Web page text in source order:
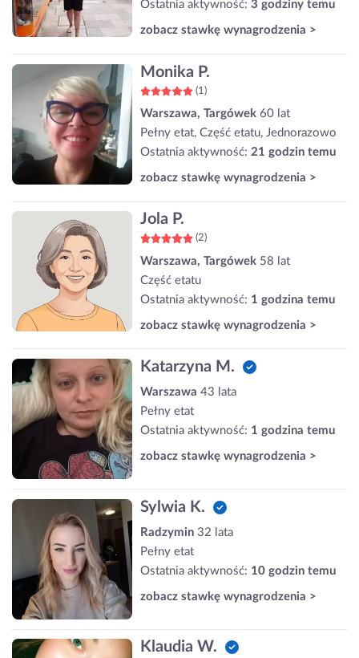
Ostatnia aktywność: 3 godziny temu
zobacz stawkę wynagrodzenia >
Monika P.
(1)
Warszawa, Targówek 60 lat
Pełny etat, Część etatu, Jednorazowo
Ostatnia aktywność: 21 godzin temu
zobacz stawkę wynagrodzenia >
Jola P.
(2)
Warszawa, Targówek 58 lat
Część etatu
Ostatnia aktywność: 1 godzina temu
zobacz stawkę wynagrodzenia >
Katarzyna M.
Warszawa 43 lata
Pełny etat
Ostatnia aktywność: 1 godzina temu
zobacz stawkę wynagrodzenia >
Sylwia K.
Radzymin 32 lata
Pełny etat
Ostatnia aktywność: 10 godzin temu
zobacz stawkę wynagrodzenia >
Klaudia W.